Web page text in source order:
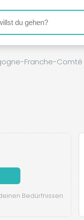
Franche-Comté
Bedürfnissen